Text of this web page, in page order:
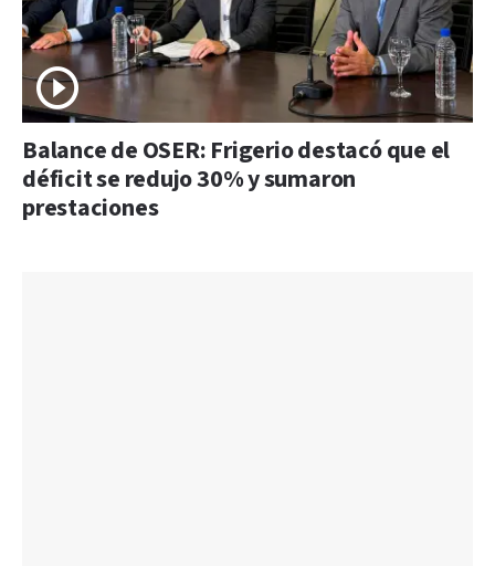
Balance de OSER: Frigerio destacó que el
déficit se redujo 30% y sumaron
prestaciones